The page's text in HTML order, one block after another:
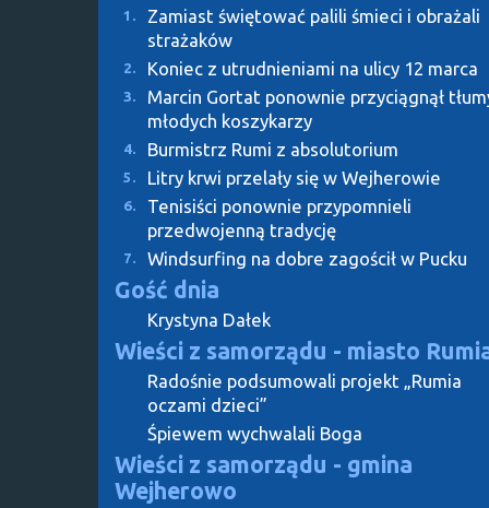
1.
Zamiast świętować palili śmieci i obrażali
strażaków
2. Koniec z utrudnieniami na ulicy 12 marca
3.
Marcin Gortat ponownie przyciągnął
młodych koszykarzy
4. Burmistrz Rumi z absolutorium
5. Litry krwi przelały się w Wejherowie
6.
Tenisiści ponownie przypomnieli
przedwojenną tradycję
7. Windsurfing na dobre zagościł w Pucku
Gość dnia
Krystyna Dałek
Wieści z samorządu - miasto
Radośnie podsumowali projekt „Rumia
oczami dzieci”
Śpiewem wychwalali Boga
Wieści z samorządu - gmina
Wejherowo